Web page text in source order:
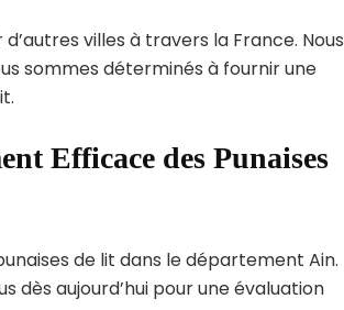
villes à travers la France. Nous
sommes déterminés à fournir une
Efficace des Punaises
de lit dans le département Ain.
dès aujourd’hui pour une évaluation